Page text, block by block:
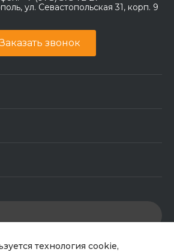
технология cookie,
ул. Севастопольская 31, корп. 9
звонок